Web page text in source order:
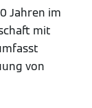
Jahren im
mit
von